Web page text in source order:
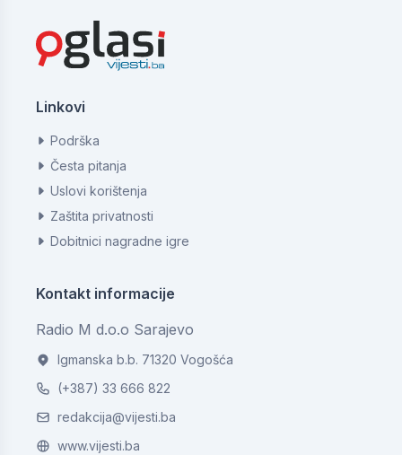
Linkovi
Podrška
Česta pitanja
Uslovi korištenja
Zaštita privatnosti
Dobitnici nagradne igre
Kontakt informacije
Radio M d.o.o Sarajevo
Igmanska b.b. 71320 Vogošća
(+387) 33 666 822
redakcija@vijesti.ba
www.vijesti.ba